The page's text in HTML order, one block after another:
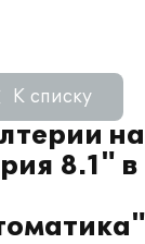
на
8.1" в
К списку